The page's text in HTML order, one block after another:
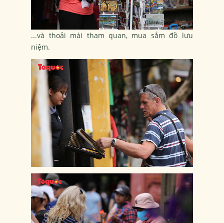
...và thoải mái tham quan, mua sắm đồ lưu
niệm.